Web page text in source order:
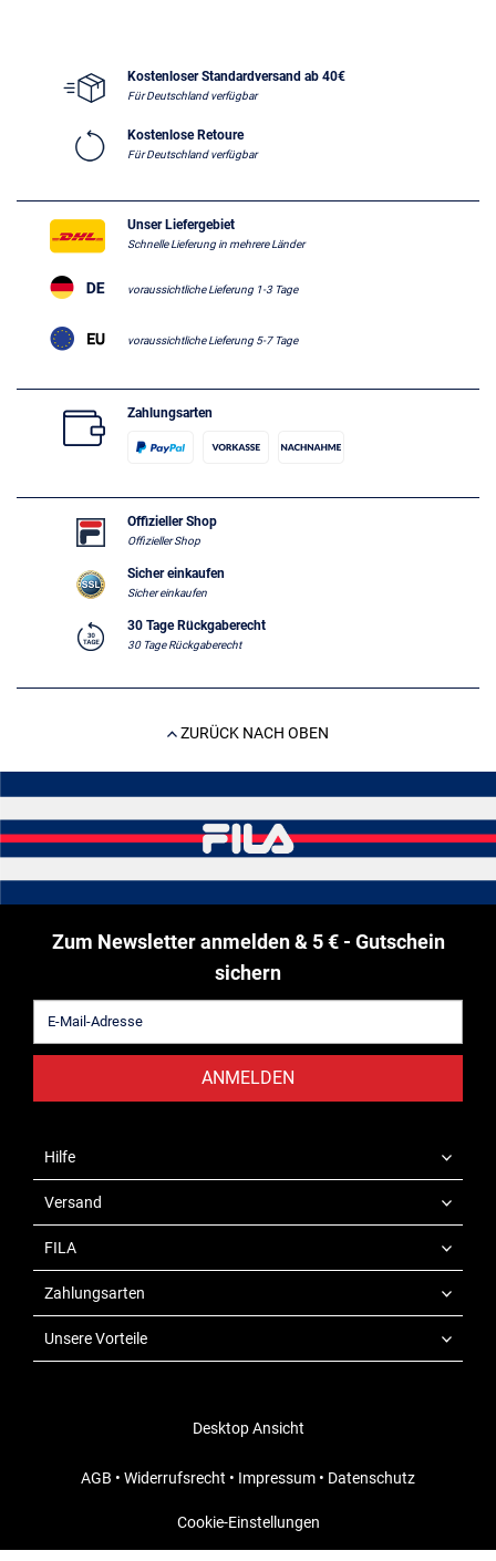
Kostenloser Standardversand ab 40€
Für Deutschland verfügbar
Kostenlose Retoure
Für Deutschland verfügbar
Unser Liefergebiet
Schnelle Lieferung in mehrere Länder
voraussichtliche Lieferung 1-3 Tage
voraussichtliche Lieferung 5-7 Tage
Zahlungsarten
Offizieller Shop
Offizieller Shop
Sicher einkaufen
Sicher einkaufen
30 Tage Rückgaberecht
30 Tage Rückgaberecht
ZURÜCK NACH OBEN
Zum Newsletter anmelden & 5 € - Gutschein
sichern
ANMELDEN
Hilfe
Versand
FILA
Zahlungsarten
Unsere Vorteile
Desktop Ansicht
AGB • Widerrufsrecht • Impressum • Datenschutz
Cookie-Einstellungen